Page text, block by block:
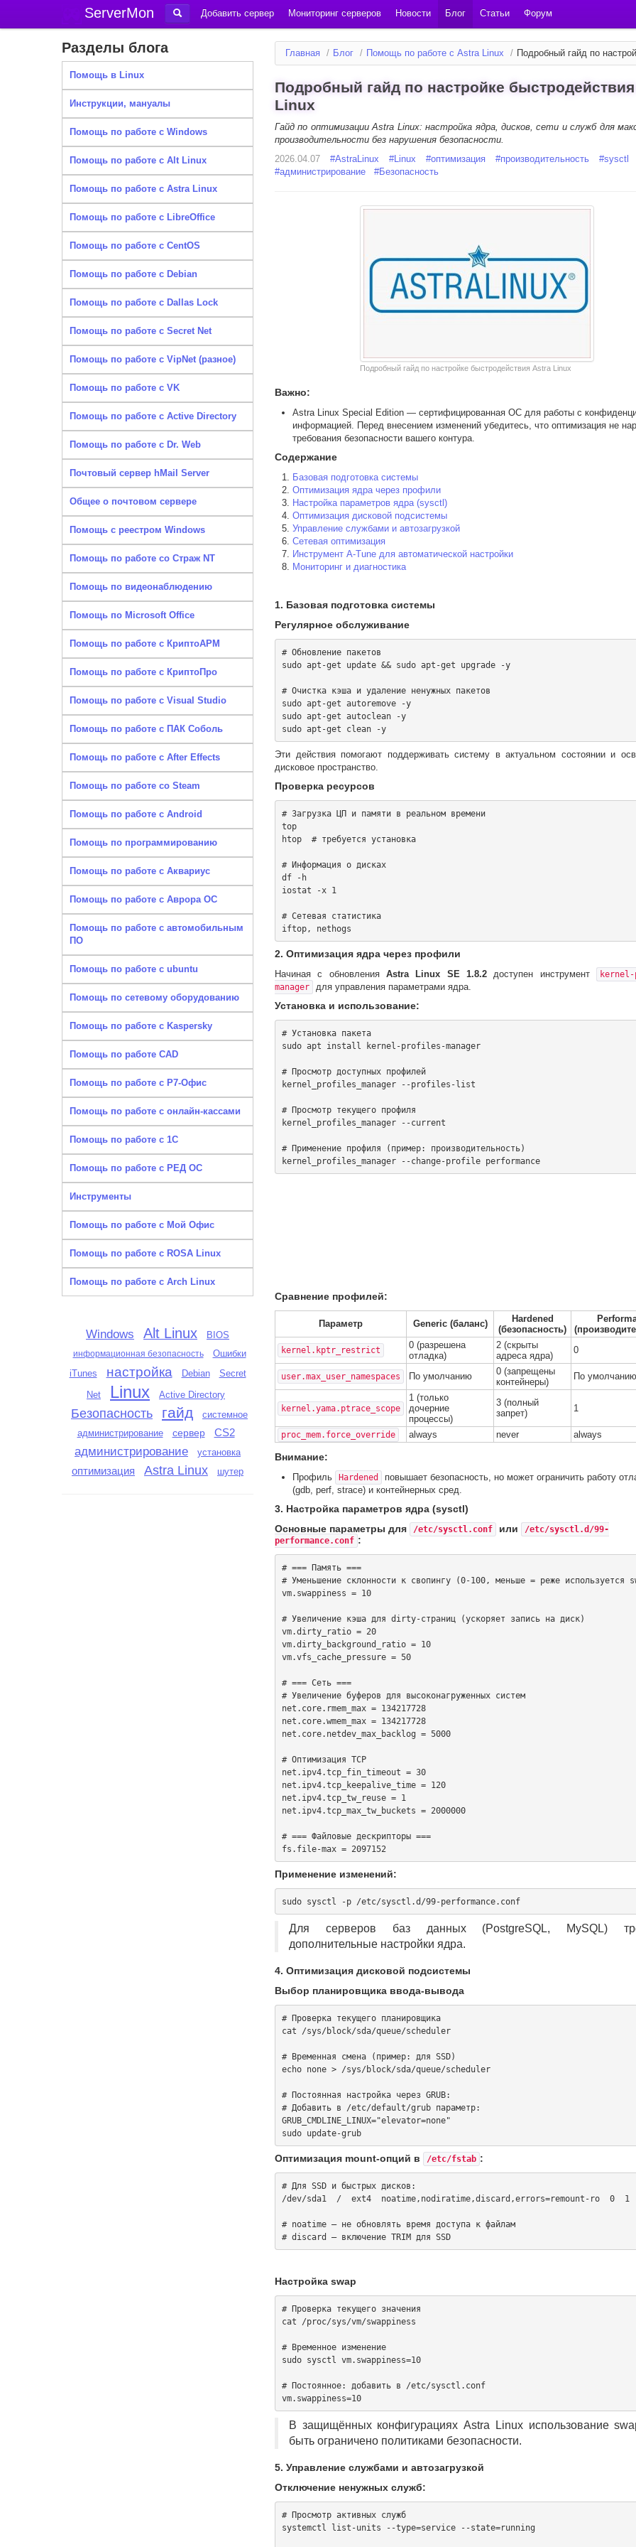
ServerMon Добавить сервер Мониторинг серверов Новости Блог Статьи Форум
Разделы блога
Помощь в Linux
Инструкции, мануалы
Помощь по работе с Windows
Помощь по работе с Alt Linux
Помощь по работе с Astra Linux
Помощь по работе с LibreOffice
Помощь по работе с CentOS
Помощь по работе с Debian
Помощь по работе с Dallas Lock
Помощь по работе с Secret Net
Помощь по работе с VipNet (разное)
Помощь по работе с VK
Помощь по работе с Active Directory
Помощь по работе с Dr. Web
Почтовый сервер hMail Server
Общее о почтовом сервере
Помощь с реестром Windows
Помощь по работе со Страж NT
Помощь по видеонаблюдению
Помощь по Microsoft Office
Помощь по работе с КриптоАРМ
Помощь по работе с КриптоПро
Помощь по работе с Visual Studio
Помощь по работе с ПАК Соболь
Помощь по работе с After Effects
Помощь по работе со Steam
Помощь по работе с Android
Помощь по программированию
Помощь по работе с Аквариус
Помощь по работе с Аврора ОС
Помощь по работе с автомобильным
ПО
Помощь по работе с ubuntu
Помощь по сетевому оборудованию
Помощь по работе с Kaspersky
Помощь по работе CAD
Помощь по работе с Р7-Офис
Помощь по работе с онлайн-кассами
Помощь по работе с 1С
Помощь по работе с РЕД ОС
Инструменты
Помощь по работе с Мой Офис
Помощь по работе с ROSA Linux
Помощь по работе с Arch Linux
Windows Alt Linux BIOS
информационная безопасность
Ошибки
iTunes
настройка Debian Secret
Net Linux Active Directory
Безопасность гайд
системное
администрирование
сервер CS2
администрирование установка
оптимизация Astra Linux шутер
Главная / Блог / Помощь по работе с Astra Linux / Подробный гайд по
Подробный гайд по настройке
Linux
Гайд по оптимизации Astra Linux: настройка ядра, дисков, сети и служб для
производительности без нарушения безопасности.
2026.04.07
#AstraLinux #Linux #оптимизация #производительность #sysctl
#администрирование #Безопасность
Подробный гайд по настройке быстродействия Astra Linux
Важно:
Astra Linux Special Edition — сертифицированная ОС для работы с
информацией. Перед внесением изменений убедитесь, что оптимизация не
требования безопасности вашего контура.
Содержание
Базовая подготовка системы
Оптимизация ядра через профили
Настройка параметров ядра (sysctl)
Оптимизация дисковой подсистемы
Управление службами и автозагрузкой
Сетевая оптимизация
Инструмент A-Tune для автоматической настройки
Мониторинг и диагностика
1. Базовая подготовка системы
Регулярное обслуживание
# Обновление пакетов
sudo apt-get update && sudo apt-get upgrade -y
# Очистка кэша и удаление ненужных пакетов
sudo apt-get autoremove -y
sudo apt-get autoclean -y
sudo apt-get clean -y
Эти действия помогают поддерживать систему в актуальном состоянии и
дисковое пространство.
Проверка ресурсов
# Загрузка ЦП и памяти в реальном времени
top
htop  # требуется установка
# Информация о дисках
df -h
iostat -x 1
# Сетевая статистика
2. Оптимизация ядра через профили
Начиная с обновления Astra Linux SE 1.8.2 доступен инструмент
manager
для управления параметрами ядра.
Установка и использование:
# Установка пакета
sudo apt install kernel-profiles-manager
# Просмотр доступных профилей
kernel_profiles_manager --profiles-list
# Просмотр текущего профиля
kernel_profiles_manager --current
# Применение профиля (пример: производительность)
kernel_profiles_manager --change-profile performance
Сравнение профилей:
Параметр Generic (баланс)
Hardened
(безопасность)
kernel.kptr_restrict
0 (разрешена
отладка)
2 (скрыты
адреса ядра)
0
user.max_user_namespaces По умолчанию
0 (запрещены
контейнеры)
По умолчанию
kernel.yama.ptrace_scope
1 (только
дочерние
процессы)
3 (полный
запрет)
1
proc_mem.force_override always never always
Внимание:
Профиль Hardened
повышает безопасность, но может ограничить работу
(gdb, perf, strace) и контейнерных сред.
3. Настройка параметров ядра (sysctl)
Основные параметры для
/etc/sysctl.conf или
/etc/sysctl.d/99-
performance.conf :
# === Память ===
# Уменьшение склонности к свопингу (0-100, меньше = реже используется
vm.swappiness = 10
# Увеличение кэша для dirty-страниц (ускоряет запись на диск)
vm.dirty_ratio = 20
vm.dirty_background_ratio = 10
vm.vfs_cache_pressure = 50
# === Сеть ===
# Увеличение буферов для высоконагруженных систем
net.core.rmem_max = 134217728
net.core.wmem_max = 134217728
net.core.netdev_max_backlog = 5000
# Оптимизация TCP
net.ipv4.tcp_fin_timeout = 30
net.ipv4.tcp_keepalive_time = 120
net.ipv4.tcp_tw_reuse = 1
net.ipv4.tcp_max_tw_buckets = 2000000
# === Файловые дескрипторы ===
Применение изменений:
sudo sysctl -p /etc/sysctl.d/99-performance.conf
Для серверов баз данных (PostgreSQL, MySQL)
дополнительные настройки ядра.
4. Оптимизация дисковой подсистемы
Выбор планировщика ввода-вывода
# Проверка текущего планировщика
cat /sys/block/sda/queue/scheduler
# Временная смена (пример: для SSD)
echo none > /sys/block/sda/queue/scheduler
# Постоянная настройка через GRUB:
# Добавить в /etc/default/grub параметр:
GRUB_CMDLINE_LINUX="elevator=none"
sudo update-grub
Оптимизация mount-опций в /etc/fstab :
# Для SSD и быстрых дисков:
/dev/sda1  /  ext4  noatime,nodiratime,discard,errors=remount-ro  0  1
# noatime — не обновлять время доступа к файлам
# discard — включение TRIM для SSD
Настройка swap
# Проверка текущего значения
cat /proc/sys/vm/swappiness
# Временное изменение
sudo sysctl vm.swappiness=10
# Постоянное: добавить в /etc/sysctl.conf
vm.swappiness=10
В защищённых конфигурациях Astra Linux использование
быть ограничено политиками безопасности.
5. Управление службами и автозагрузкой
Отключение ненужных служб:
# Просмотр активных служб
systemctl list-units --type=service --state=running